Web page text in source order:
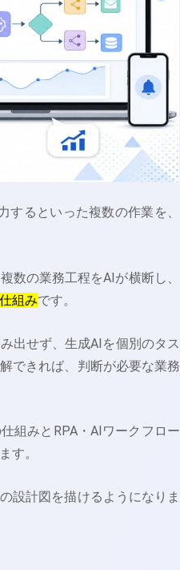
るといった複数の作業を、
数の業務工程をAIが横断し、
組みです。
出せず、生成AIを個別のタス
できれば、判断が必要な業務
組みとRPA・AIワークフロー
す。
設計図を描けるようになりま